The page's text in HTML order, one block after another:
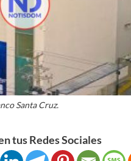
Santa Cruz.
tus Redes Sociales